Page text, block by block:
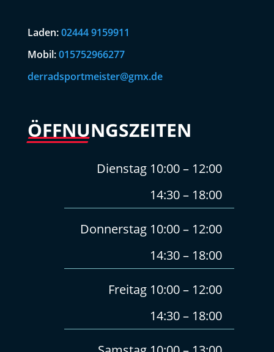
Laden:02444 9159911
Mobil:015752966277
derradsportmeister@gmx.de
ÖFFNUNGSZEITEN
Dienstag 10:00 – 12:00
14:30 – 18:00
Donnerstag 10:00 – 12:00
14:30 – 18:00
Freitag 10:00 – 12:00
14:30 – 18:00